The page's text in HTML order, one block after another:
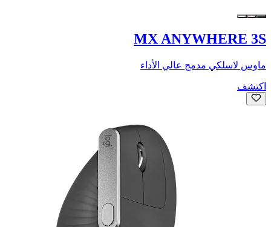
MX ANYWHERE 3S
ماوس لاسلكي مدمج عالي الأداء
اكتشف